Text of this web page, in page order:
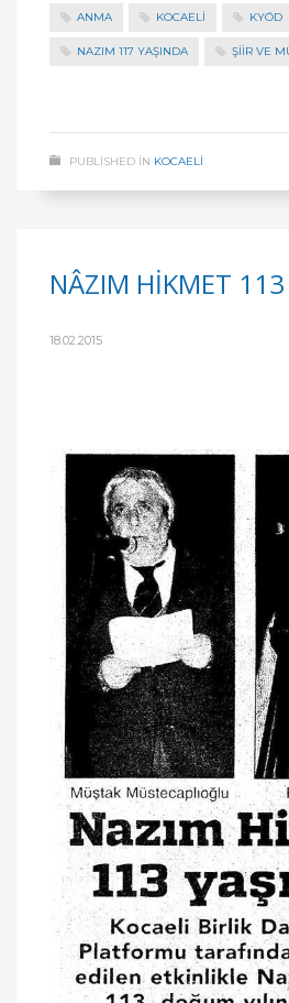
ANMA KOCAELİ KYÖD
NAZIM 117 YAŞINDA ŞİİR VE
PUBLISHED IN KOCAELİ
NÂZIM HİKMET
18.02.2015